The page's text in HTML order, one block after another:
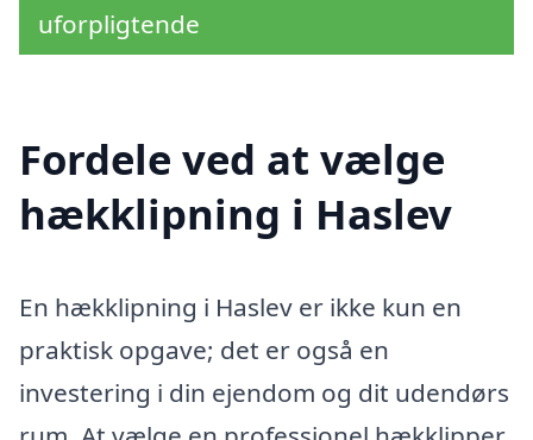
uforpligtende
Fordele ved at vælge
hækklipning i Haslev
En hækklipning i Haslev er ikke kun en
praktisk opgave; det er også en
investering i din ejendom og dit udendørs